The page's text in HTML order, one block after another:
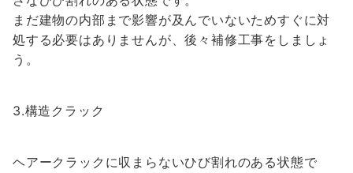
まだ建物の内部まで影響が及んでいないためすぐに対
処する必要はありませんが、後々補修工事をしましょ
う。
3.構造クラック
ヘアークラックに収まらないひび割れのある状態で